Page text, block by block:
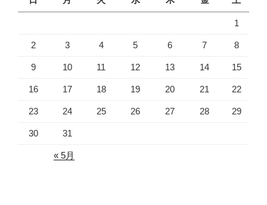
1
2 3 4 5 6 7 8
9 10 11 12 13 14 15
16 17 18 19 20 21 22
23 24 25 26 27 28 29
30 31
« 5月